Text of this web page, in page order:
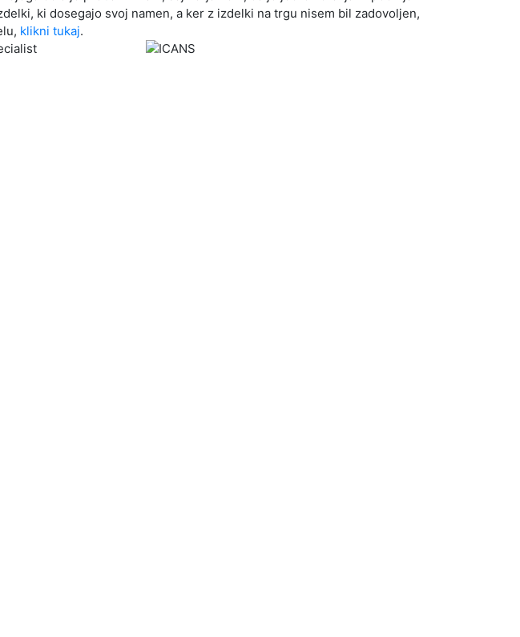
ki dosegajo svoj namen, a ker z izdelki na trgu nisem bil zadovoljen,
klikni tukaj.